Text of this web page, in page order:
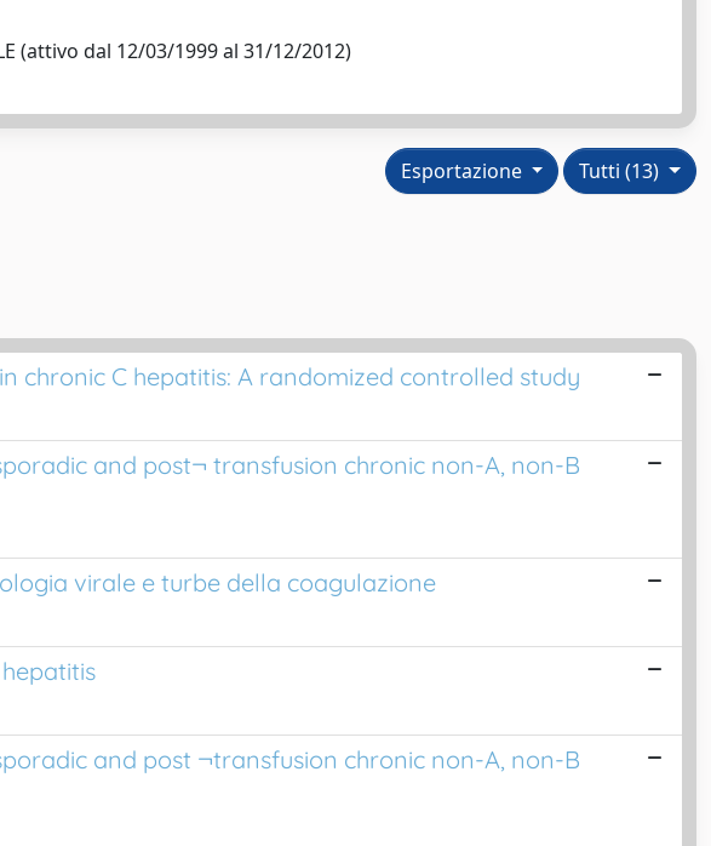
(attivo dal 12/03/1999 al 31/12/2012)
Tutti (13)
Esportazione
C hepatitis: A randomized controlled study
and post¬ transfusion chronic non-A, non-B
virale e turbe della coagulazione
and post ¬transfusion chronic non-A, non-B